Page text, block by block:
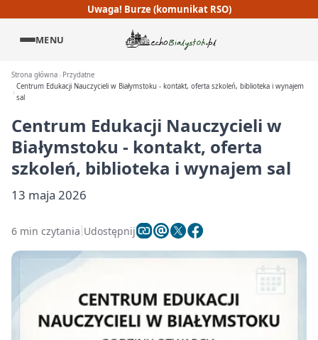
Uwaga! Burze (komunikat RSO)
MENU
Strona główna
Przydatne
Centrum Edukacji Nauczycieli w Białymstoku - kontakt, oferta szkoleń, biblioteka i wynajem
sal
Centrum Edukacji Nauczycieli w
Białymstoku - kontakt, oferta
szkoleń, biblioteka i wynajem sal
13 maja 2026
6 min czytania Udostępnij